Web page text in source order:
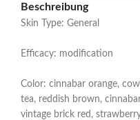
Beschreibung
Skin Type: General
Efficacy: modification
Color: cinnabar orange,
tea, reddish brown,
vintage brick red,